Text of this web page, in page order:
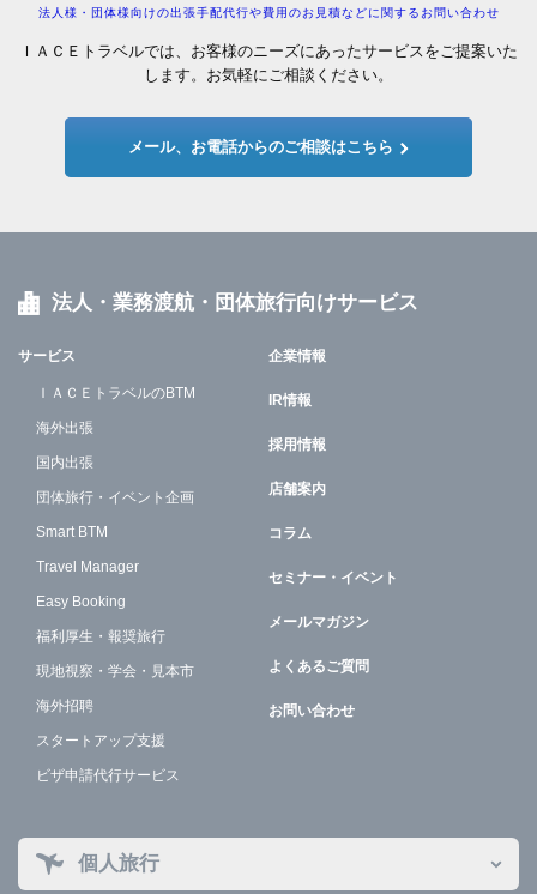
法人様・団体様向けの出張手配代行や費用のお見積などに関するお問い合わせ
ＩＡＣＥトラベルでは、お客様のニーズにあったサービスをご提案いた
します。お気軽にご相談ください。
メール、お電話からのご相談はこちら
法人・業務渡航・団体旅行向けサービス
サービス
ＩＡＣＥトラベルのBTM
海外出張
国内出張
団体旅行・イベント企画
Smart BTM
Travel Manager
Easy Booking
福利厚生・報奨旅行
現地視察・学会・見本市
海外招聘
スタートアップ支援
ビザ申請代行サービス
企業情報
IR情報
採用情報
店舗案内
コラム
セミナー・イベント
メールマガジン
よくあるご質問
お問い合わせ
個人旅行